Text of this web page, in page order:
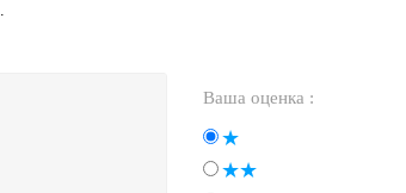
Ваша оценка :